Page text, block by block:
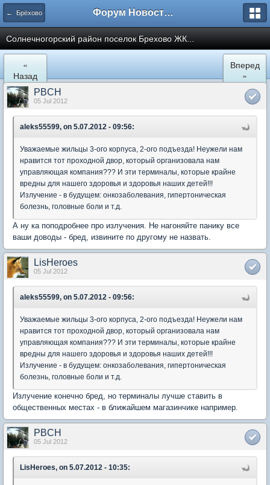
← Брёхово Форум Новостройки
Cолнечногорский район поселок Брехово ЖК...
«
Назад
Вперед
»
PBCH
05 Jul 2012
aleks55599, on 5.07.2012 - 09:56:
Уважаемые жильцы 3-ого корпуса, 2-ого подъезда! Неужели нам
нравится тот проходной двор, который организовала нам
управляющая компания??? И эти терминалы, которые крайне
вредны для нашего здоровья и здоровья наших детей!!!
Излучение - в будущем: онкозаболевания, гипертоническая
болезнь, головные боли и т.д.
А ну ка поподробнее про излучения. Не нагоняйте панику все
ваши доводы - бред, извините по другому не назвать.
LisHeroes
05 Jul 2012
aleks55599, on 5.07.2012 - 09:56:
Уважаемые жильцы 3-ого корпуса, 2-ого подъезда! Неужели нам
нравится тот проходной двор, который организовала нам
управляющая компания??? И эти терминалы, которые крайне
вредны для нашего здоровья и здоровья наших детей!!!
Излучение - в будущем: онкозаболевания, гипертоническая
болезнь, головные боли и т.д.
Излучение конечно бред, но терминалы лучше ставить в
общественных местах - в ближайшем магазинчике например.
PBCH
05 Jul 2012
LisHeroes, on 5.07.2012 - 10:35: